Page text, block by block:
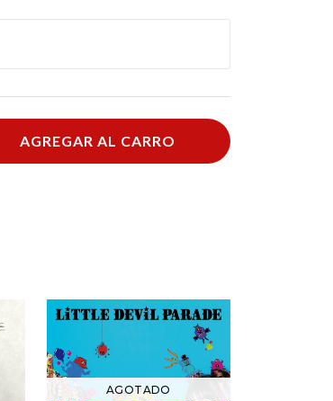
AGREGAR AL CARRO
AGOTADO